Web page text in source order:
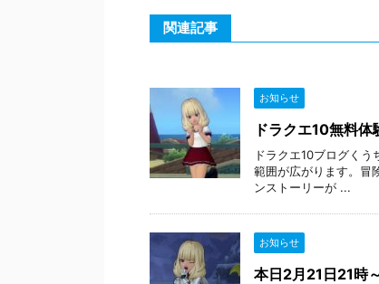
関連記事
お知らせ
ドラクエ10無料
ドラクエ10ブログく
範囲が広がります。冒
ンストーリーが ...
お知らせ
本日2月21日21時